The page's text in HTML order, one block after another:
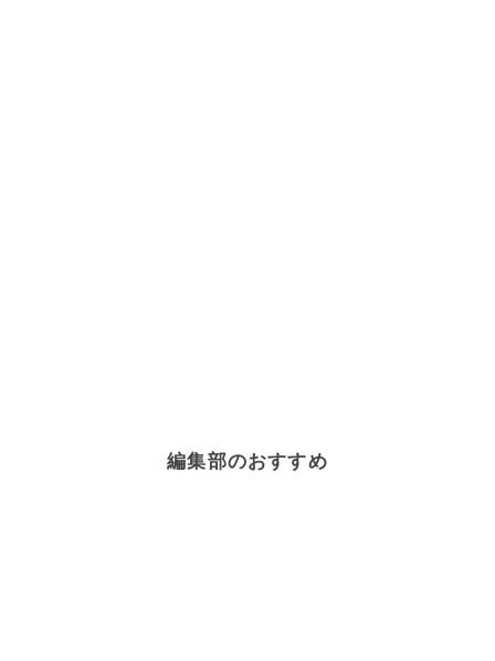
編集部のおすすめ